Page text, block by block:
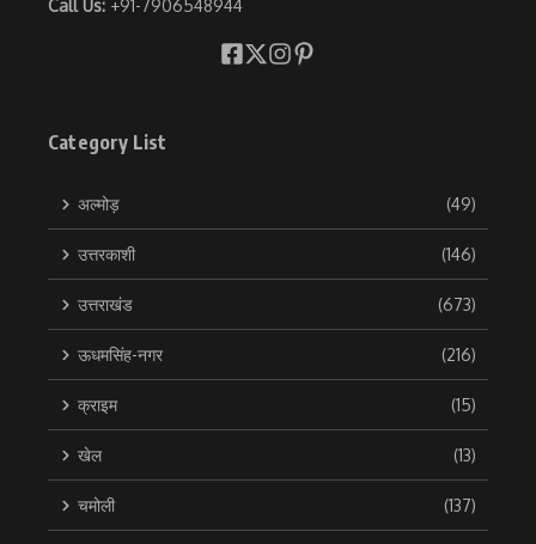
Call Us: +91-7906548944
Category List
अल्मोड़ (49)
उत्तरकाशी (146)
उत्तराखंड (673)
ऊधमसिंह-नगर (216)
क्राइम (15)
खेल (13)
चमोली (137)